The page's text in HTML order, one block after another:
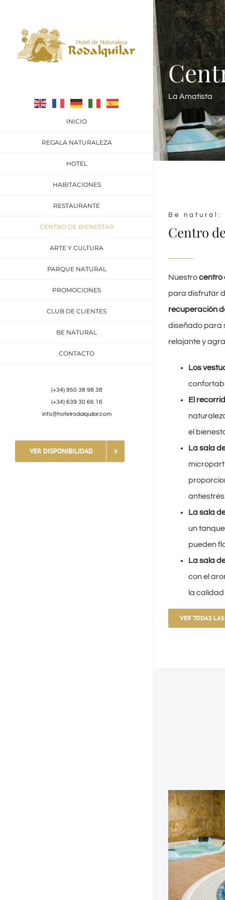
content
INICIO
REGALA NATURALEZA
HOTEL
HABITACIONES
RESTAURANTE
CENTRO DE BIENESTAR
ARTE Y CULTURA
PARQUE NATURAL
PROMOCIONES
CLUB DE CLIENTES
BE NATURAL
CONTACTO
(+34) 950 38 98 38
(+34) 639 30 66 16
info@hotelrodalquilar.com
VER DISPONIBILIDAD
La Amatista
Be natural:
Centro
Nuestrocentro
para disfrutar
recuperación
diseñado para
relajante y
Los
El
el
La sala
La sala
un
pueden
La sala
con el
la
VER TODAS